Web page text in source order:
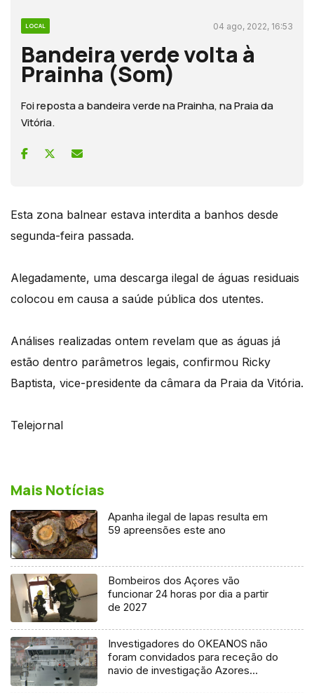
LOCAL 04 ago, 2022, 16:53
Bandeira verde volta à
Prainha (Som)
Foi reposta a bandeira verde na Prainha, na Praia da
Vitória.
Esta zona balnear estava interdita a banhos desde
segunda-feira passada.
Alegadamente, uma descarga ilegal de águas residuais
colocou em causa a saúde pública dos utentes.
Análises realizadas ontem revelam que as águas já
estão dentro parâmetros legais, confirmou Ricky
Baptista, vice-presidente da câmara da Praia da Vitória.
Telejornal
Mais Notícias
Apanha ilegal de lapas resulta em
59 apreensões este ano
Bombeiros dos Açores vão
funcionar 24 horas por dia a partir
de 2027
Investigadores do OKEANOS não
foram convidados para receção do
navio de investigação Azores